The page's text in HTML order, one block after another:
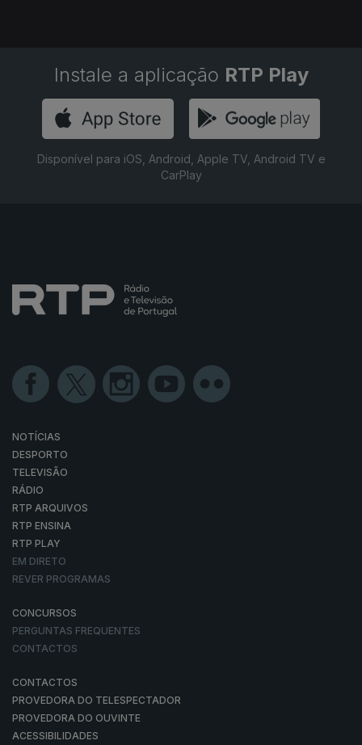
Instale a aplicação RTP Play
Disponível para iOS, Android, Apple TV, Android TV e
CarPlay
NOTÍCIAS
DESPORTO
TELEVISÃO
RÁDIO
RTP ARQUIVOS
RTP ENSINA
RTP PLAY
EM DIRETO
REVER PROGRAMAS
CONCURSOS
PERGUNTAS FREQUENTES
CONTACTOS
CONTACTOS
PROVEDORA DO TELESPECTADOR
PROVEDORA DO OUVINTE
ACESSIBILIDADES